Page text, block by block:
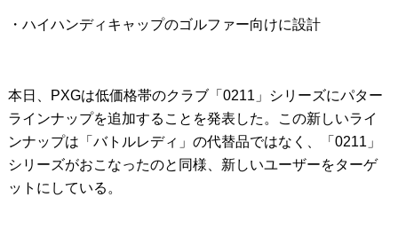
・ハイハンディキャップのゴルファー向けに設計
本日、PXGは低価格帯のクラブ「0211」シリーズにパター
ラインナップを追加することを発表した。この新しいライ
ンナップは「バトルレディ」の代替品ではなく、「0211」
シリーズがおこなったのと同様、新しいユーザーをターゲ
ットにしている。
Editor’s Picks 編集部のおすすめ
Our Mission 私たちの使命
ABOUT US MyGolfSpyJapanとは？